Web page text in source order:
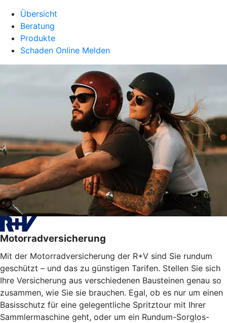
Übersicht
Beratung
Produkte
Schaden Online Melden
Motorradversicherung
Mit der Motorradversicherung der R+V sind Sie rundum
geschützt – und das zu günstigen Tarifen. Stellen Sie sich
Ihre Versicherung aus verschiedenen Bausteinen genau so
zusammen, wie Sie sie brauchen. Egal, ob es nur um einen
Basisschutz für eine gelegentliche Spritztour mit Ihrer
Sammlermaschine geht, oder um ein Rundum-Sorglos-